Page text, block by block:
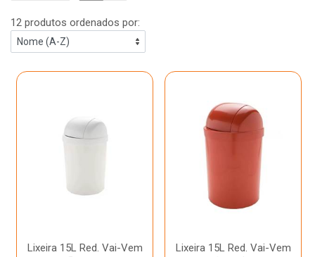
12 produtos ordenados por:
Lixeira 15L Red. Vai-Vem
Lixeira 15L Red. Vai-Vem